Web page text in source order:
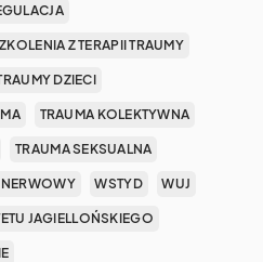
Z TERAPII TRAUMY
DZIECI
TRAUMA KOLEKTYWNA
TRAUMA SEKSUALNA
WSTYD WUJ
JAGIELLOŃSKIEGO